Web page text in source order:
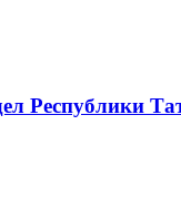
Республики